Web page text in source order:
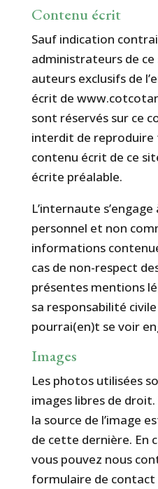
Contenu écrit
Sauf indication
administrateurs de
auteurs exclusifs de
écrit de
sont réservés sur ce
interdit de
contenu écrit de ce
écrite préalable.
L’internaute
personnel et non
informations
cas de non-respect
présentes mentions
sa responsabilité
pourrai(en)t se voir
Images
Les photos utilisées
images libres de droit.
la source de l’image
de cette dernière. En
vous pouvez nous
formulaire de